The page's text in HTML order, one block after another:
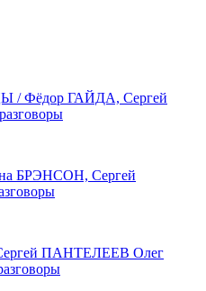
Фёдор ГАЙДА, Сергей
БРЭНСОН, Сергей
Сергей ПАНТЕЛЕЕВ Олег